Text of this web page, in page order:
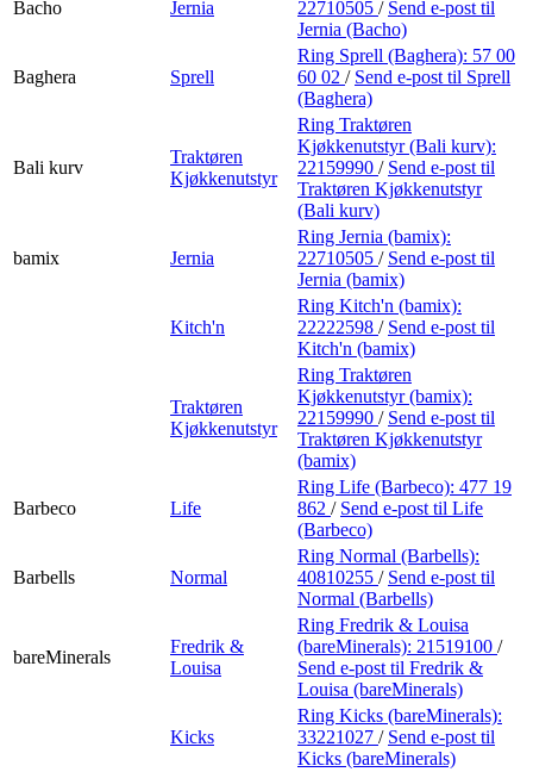
Bacho Jernia
22710505 / Send e-post til
Jernia (Bacho)
Baghera Sprell
Ring Sprell (Baghera): 57 00
60 02 / Send e-post til Sprell
(Baghera)
Bali kurv
Traktøren
Kjøkkenutstyr
Ring Traktøren
Kjøkkenutstyr (Bali kurv):
22159990 / Send e-post til
Traktøren Kjøkkenutstyr
(Bali kurv)
bamix Jernia
Ring Jernia (bamix):
22710505 / Send e-post til
Jernia (bamix)
Kitch'n
Ring Kitch'n (bamix):
22222598 / Send e-post til
Kitch'n (bamix)
Traktøren
Kjøkkenutstyr
Ring Traktøren
Kjøkkenutstyr (bamix):
22159990 / Send e-post til
Traktøren Kjøkkenutstyr
(bamix)
Barbeco Life
Ring Life (Barbeco): 477 19
862 / Send e-post til Life
(Barbeco)
Barbells Normal
Ring Normal (Barbells):
40810255 / Send e-post til
Normal (Barbells)
bareMinerals
Fredrik &
Louisa
Ring Fredrik & Louisa
(bareMinerals): 21519100 /
Send e-post til Fredrik &
Louisa (bareMinerals)
Kicks
Ring Kicks (bareMinerals):
33221027 / Send e-post til
Kicks (bareMinerals)